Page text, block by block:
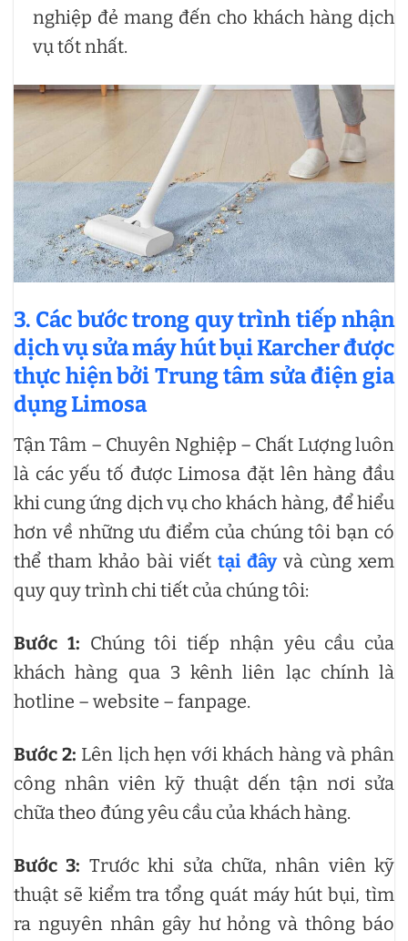
nghiệp đẻ mang đến cho khách hàng dịch
vụ tốt nhất.
3. Các bước trong quy trình tiếp nhận
dịch vụ sửa máy hút bụi Karcher được
thực hiện bởi Trung tâm sửa điện gia
dụng Limosa
Tận Tâm – Chuyên Nghiệp – Chất Lượng luôn
là các yếu tố được Limosa đặt lên hàng đầu
khi cung ứng dịch vụ cho khách hàng, để hiểu
hơn về những ưu điểm của chúng tôi bạn có
thể tham khảo bài viết tại đâyvà cùng xem
quy quy trình chi tiết của chúng tôi:
Bước 1: Chúng tôi tiếp nhận yêu cầu của
khách hàng qua 3 kênh liên lạc chính là
hotline – website – fanpage.
Bước 2: Lên lịch hẹn với khách hàng và phân
công nhân viên kỹ thuật dến tận nơi sửa
chữa theo đúng yêu cầu của khách hàng.
Bước 3: Trước khi sửa chữa, nhân viên kỹ
thuật sẽ kiểm tra tổng quát máy hút bụi, tìm
ra nguyên nhân gây hư hỏng và thông báo